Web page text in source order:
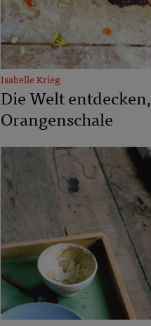
Isabelle Krieg
Die Welt entdecken,
Orangenschale